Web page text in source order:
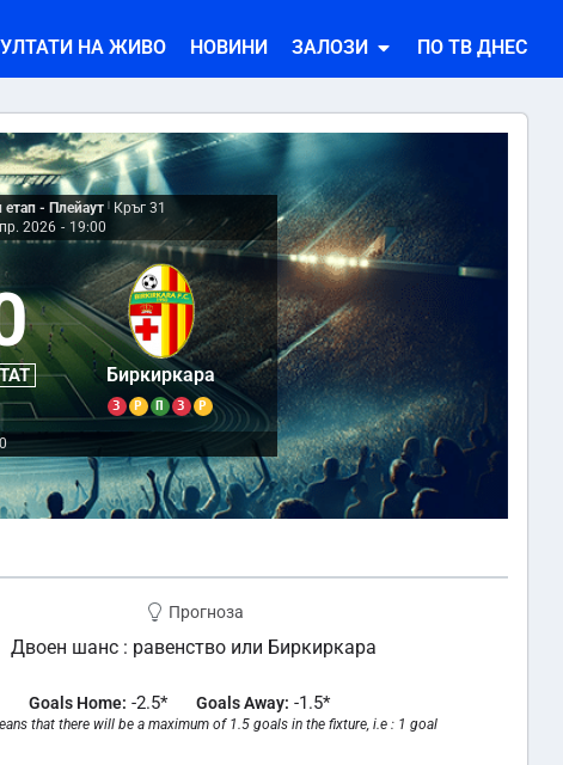
НА ЖИВО НОВИНИ ЗАЛОЗИ ПО ТВ ДНЕС
- Плейаут
Кръг 31
2026 - 19:00
Биркиркара
З Р П З Р
Прогноза
Двоен шанс : равенство или Биркиркара
Goals Home: -2.5* Goals Away: -1.5*
that there will be a maximum of 1.5 goals in the fixture, i.e : 1 goal